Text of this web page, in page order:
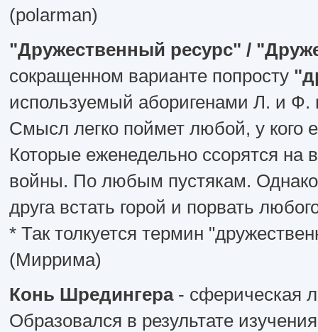
(polarman)
"Дружественный ресурс" /
сокращенном варианте попросту
используемый аборигенами Л. и Ф.
Смысл легко поймет любой, у кого
Которые еженедельно ссорятся на
войны. По любым пустякам. Однако
друга встать горой и порвать
* Так толкуется термин
(Миррима)
Конь Шредингера- сферическая
Образовался в результате